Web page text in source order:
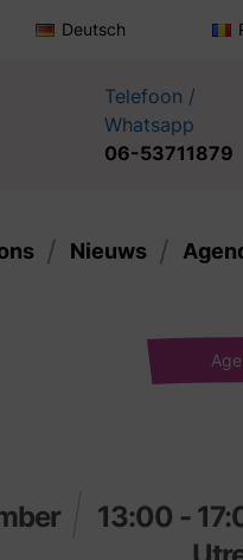
Deutsch
Telefoon /
Whatsapp
06-53711879
Nieuws
13:00 -